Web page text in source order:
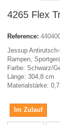
4265 Flex
Reference:
Jessup
Rampen,
Farbe: Schwarz/
Länge: 304,8 cm
Materialstärke:
Im Zulauf